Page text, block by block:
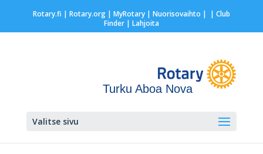
Rotary.fi | Rotary.org| MyRotary | Nuorisovaihto | | Club
Finder| Lahjoita
Turku Aboa Nova
Valitse sivu